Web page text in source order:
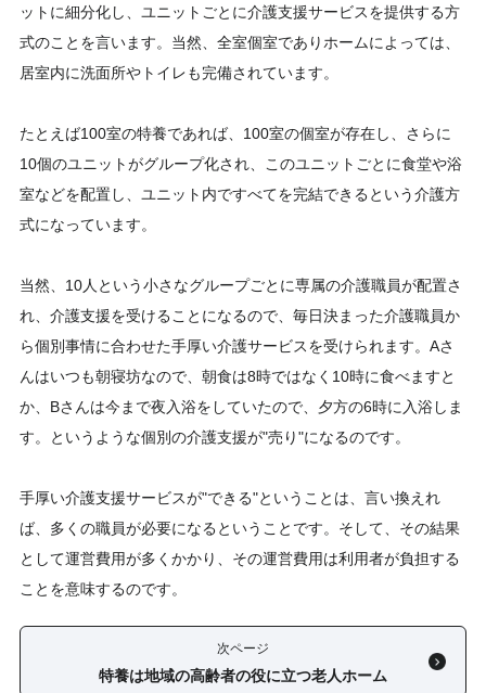
ットに細分化し、ユニットごとに介護支援サービスを提供する方
式のことを言います。当然、全室個室でありホームによっては、
居室内に洗面所やトイレも完備されています。
たとえば100室の特養であれば、100室の個室が存在し、さらに
10個のユニットがグループ化され、このユニットごとに食堂や浴
室などを配置し、ユニット内ですべてを完結できるという介護方
式になっています。
当然、10人という小さなグループごとに専属の介護職員が配置さ
れ、介護支援を受けることになるので、毎日決まった介護職員か
ら個別事情に合わせた手厚い介護サービスを受けられます。Aさ
んはいつも朝寝坊なので、朝食は8時ではなく10時に食べますと
か、Bさんは今まで夜入浴をしていたので、夕方の6時に入浴しま
す。というような個別の介護支援が"売り"になるのです。
手厚い介護支援サービスが"できる"ということは、言い換えれ
ば、多くの職員が必要になるということです。そして、その結果
として運営費用が多くかかり、その運営費用は利用者が負担する
ことを意味するのです。
次ページ
特養は地域の高齢者の役に立つ老人ホーム